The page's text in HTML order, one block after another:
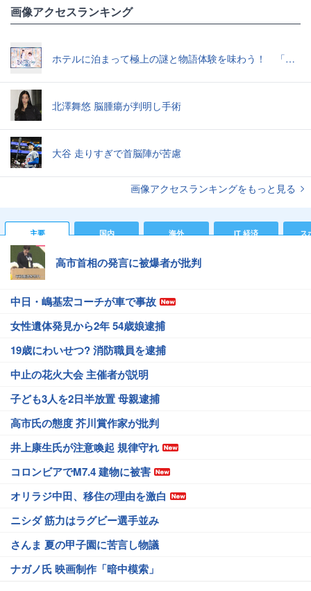
画像アクセスランキング
ホテルに泊まって極上の謎と物語体験を味わう！ 「真夜中のミステリーウェディングからの脱出」で“超没入”体験してきた
北澤舞悠 脳腫瘍が判明し手術
大谷 走りすぎで首脳陣が苦慮
画像アクセスランキングをもっと見る
主要 国内 海外 IT 経済 ス
高市首相の発言に被爆者が批判
中日・嶋基宏コーチが車で事故
女性遺体発見から2年 54歳娘逮捕
19歳にわいせつ? 消防職員を逮捕
中止の花火大会 主催者が説明
子ども3人を2日半放置 母親逮捕
高市氏の態度 芥川賞作家が批判
井上康生氏が注意喚起 規律守れ
コロンビアでM7.4 建物に被害
オリラジ中田、移住の理由を激白
ニシダ 筋力はラグビー選手並み
さんま 夏の甲子園に苦言し物議
ナガノ氏 映画制作「暗中模索」